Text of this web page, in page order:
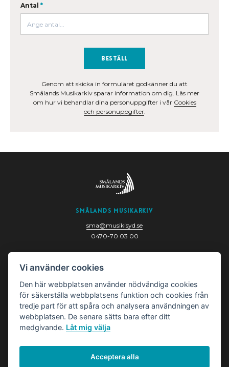
Antal *
Beställ
Genom att skicka in formuläret godkänner du att
Smålands Musikarkiv sparar information om dig. Läs mer
om hur vi behandlar dina personuppgifter i vår Cookies
och personuppgifter.
Smålands Musikarkiv
sma@musikisyd.se
0470-70 03 00
352 33 Växjö
Vi använder cookies
Den här webbplatsen använder nödvändiga cookies
för säkerställa webbplatsens funktion och cookies från
tredje part för att spåra och analysera användningen av
webbplatsen. De senare sätts bara efter ditt
medgivande. Låt mig välja
Acceptera alla